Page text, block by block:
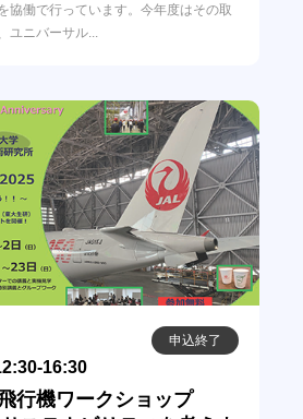
協働で行っています。今年度はその取
ユニバーサル...
申込終了
16:30
行機ワークショップ